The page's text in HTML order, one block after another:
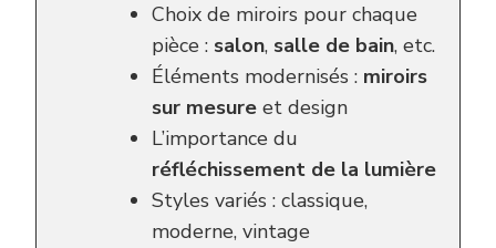
Choix de miroirs pour chaque
pièce : salon, salle de bain, etc.
Éléments modernisés : miroirs
sur mesure et design
L’importance du
réfléchissement de la lumière
Styles variés : classique,
moderne, vintage